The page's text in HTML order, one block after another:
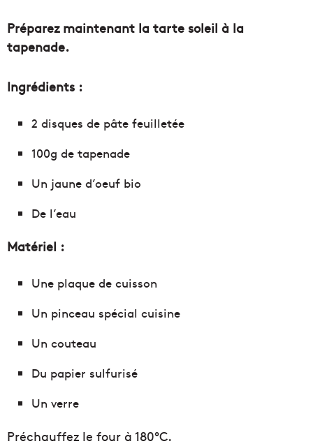
Préparez maintenant la tarte soleil à la
tapenade.
Ingrédients :
2 disques de pâte feuilletée
100g de tapenade
Un jaune d’oeuf bio
De l’eau
Matériel :
Une plaque de cuisson
Un pinceau spécial cuisine
Un couteau
Du papier sulfurisé
Un verre
Préchauffez le four à 180°C.